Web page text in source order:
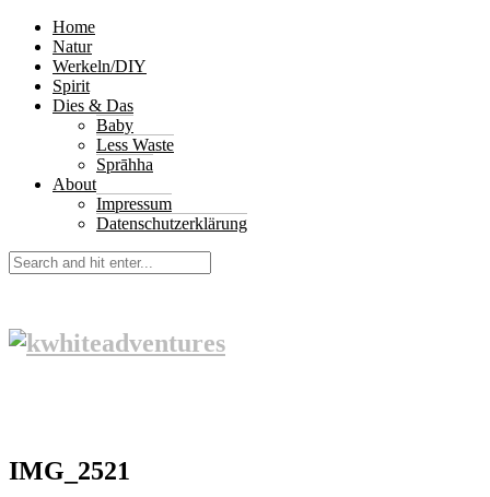
Home
Natur
Werkeln/DIY
Spirit
Dies & Das
Baby
Less Waste
Sprāhha
About
Impressum
Datenschutzerklärung
IMG_2521